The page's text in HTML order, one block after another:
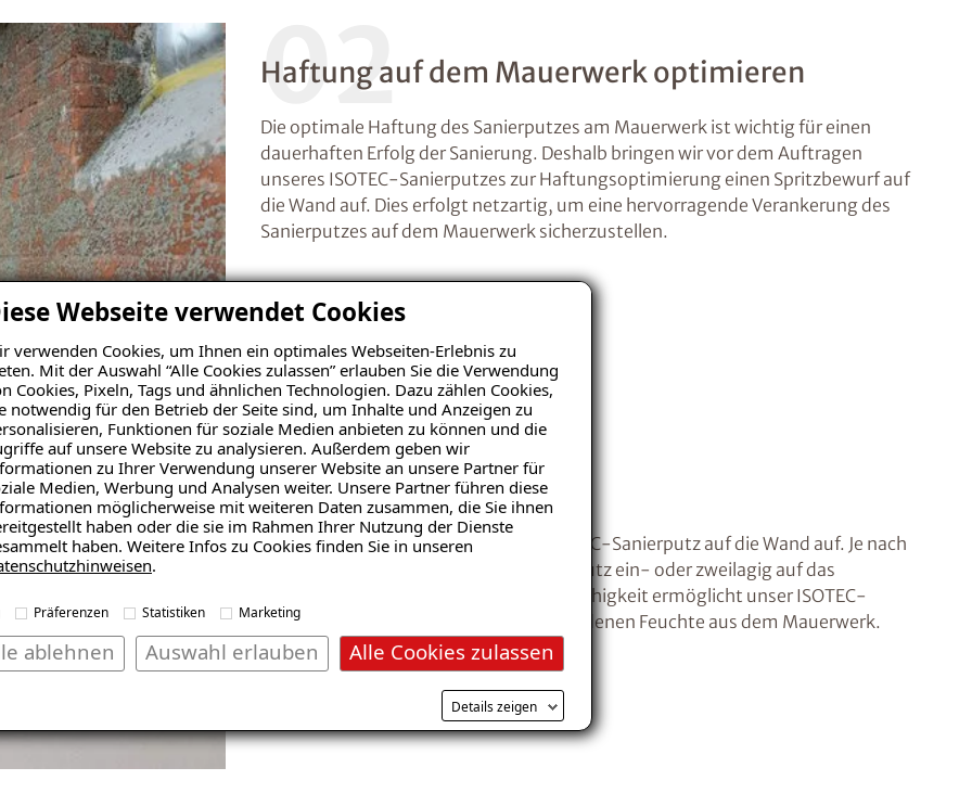
Webseite verwendet Cookies
verwenden Cookies, um Ihnen ein optimales Webseiten-Erlebnis zu
Mit der Auswahl “Alle Cookies zulassen” erlauben Sie die Verwendung
Cookies, Pixeln, Tags und ähnlichen Technologien. Dazu zählen Cookies,
notwendig für den Betrieb der Seite sind, um Inhalte und Anzeigen zu
Funktionen für soziale Medien anbieten zu können und die
auf unsere Website zu analysieren. Außerdem geben wir
zu Ihrer Verwendung unserer Website an unsere Partner für
Medien, Werbung und Analysen weiter. Unsere Partner führen diese
möglicherweise mit weiteren Daten zusammen, die Sie ihnen
haben oder die sie im Rahmen Ihrer Nutzung der Dienste
haben. Weitere Infos zu Cookies finden Sie in unseren
.
Präferenzen Statistiken Marketing
Alle Cookies zulassen
Auswahl erlauben
ablehnen
Details zeigen
02
Haftung auf dem Mauerwerk optimieren
Die optimale Haftung des Sanierputzes am Mauerwerk ist wichtig für einen
dauerhaften Erfolg der Sanierung. Deshalb bringen wir vor dem Auftragen
unseres ISOTEC-Sanierputzes zur Haftungsoptimierung einen Spritzbewurf auf
die Wand auf. Dies erfolgt netzartig, um eine hervorragende Verankerung des
Sanierputzes auf dem Mauerwerk sicherzustellen.
03
Verputzen
Abschließend bringen wir unseren ISOTEC-Sanierputz auf die Wand auf. Je nach
Versalzungsgrad tragen wir den Sanierputz ein- oder zweilagig auf das
Mauerwerk auf. Durch seine Diffusionsfähigkeit ermöglicht unser ISOTEC-
Sanierputz das Austrocknen der vorhandenen Feuchte aus dem Mauerwerk.